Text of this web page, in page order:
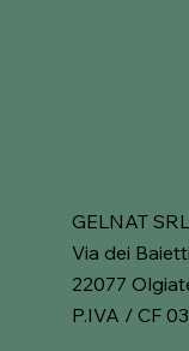
GELNAT
Via dei
22077
P.IVA / CF